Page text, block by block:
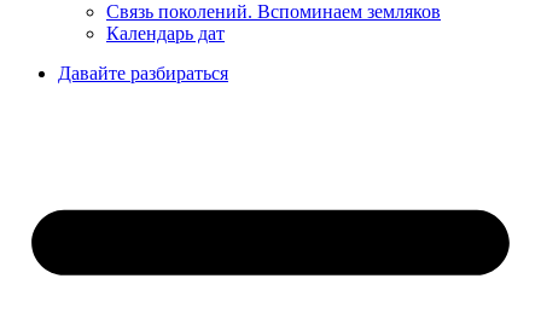
Связь поколений. Вспоминаем земляков
Календарь дат
Давайте разбираться